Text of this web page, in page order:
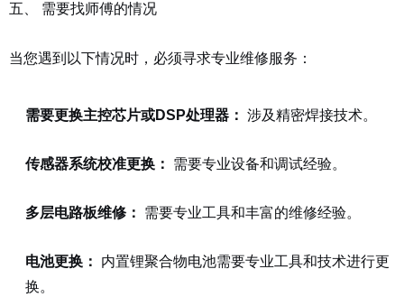
五、 需要找师傅的情况
当您遇到以下情况时，必须寻求专业维修服务：
需要更换主控芯片或DSP处理器： 涉及精密焊接技术。
传感器系统校准更换： 需要专业设备和调试经验。
多层电路板维修： 需要专业工具和丰富的维修经验。
电池更换：
内置锂聚合物电池需要专业工具和技术进行更
换。